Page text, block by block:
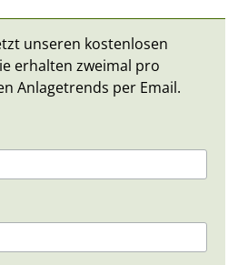
unseren kostenlosen
erhalten zweimal pro
Anlagetrends per Email.